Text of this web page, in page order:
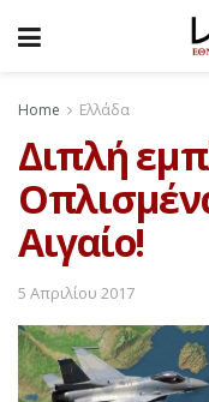
Home Ελλάδα
Διπλή
Αιγαίο!
5 Απριλίου 2017